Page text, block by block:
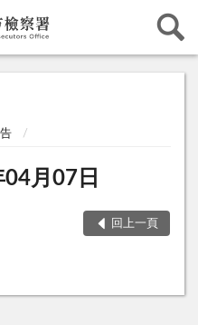
月07日
回上一頁